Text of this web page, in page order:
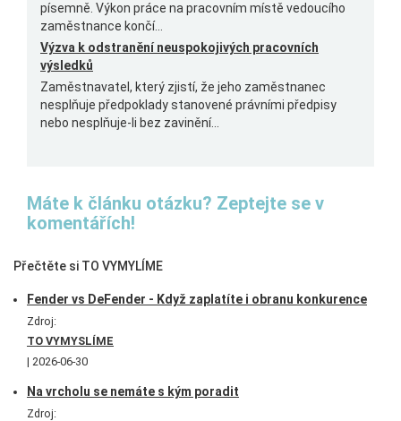
písemně. Výkon práce na pracovním místě vedoucího
zaměstnance končí...
Výzva k odstranění neuspokojivých pracovních
výsledků
Zaměstnavatel, který zjistí, že jeho zaměstnanec
nesplňuje předpoklady stanovené právními předpisy
nebo nesplňuje-li bez zavinění...
Máte k článku otázku? Zeptejte se v
komentářích!
Přečtěte si TO VYMYLÍME
Fender vs DeFender - Když zaplatíte i obranu konkurence
Zdroj:
TO VYMYSLÍME
2026-06-30
Na vrcholu se nemáte s kým poradit
Zdroj: